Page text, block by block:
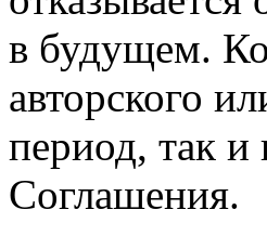
в будущем.
авторского
период, так и
Соглашения.